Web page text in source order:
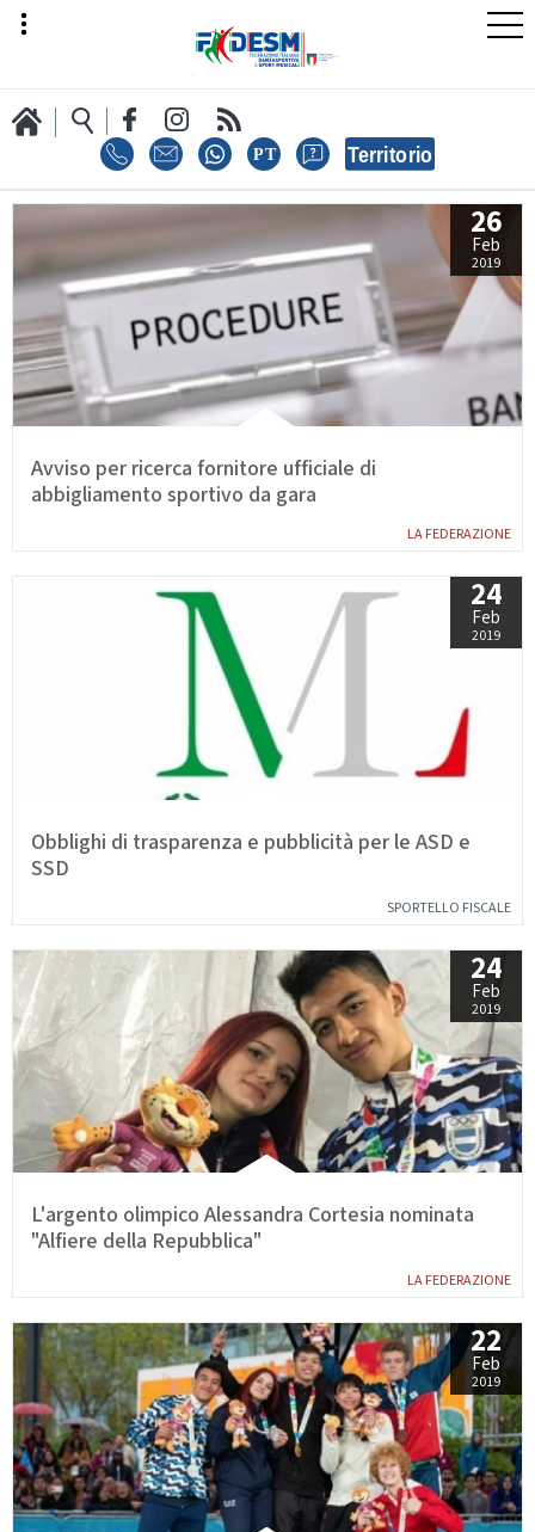
LA FEDERAZIONE
AREA SPORT
AREA TECNICA
Tesseramento Territorio
Formazione Albo Soci
Calendario Gare Media
LA FEDERAZIONE
26
Feb
2019
Avviso per ricerca fornitore ufficiale di
abbigliamento sportivo da gara
SPORTELLO FISCALE
24
Feb
2019
Obblighi di trasparenza e pubblicità per le ASD e
SSD
LA FEDERAZIONE
24
Feb
2019
L'argento olimpico Alessandra Cortesia nominata
"Alfiere della Repubblica"
22
Feb
2019